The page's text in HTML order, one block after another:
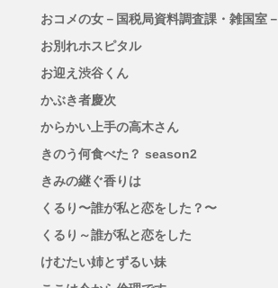
おコメの女－国税局資料調査課・雑国室－
お別れホスピタル
お迎え渋谷くん
かぶき者慶次
からかい上手の高木さん
きのう何食べた？ season2
きみの継ぐ香りは
くるり〜誰が私と恋をした？〜
くるり～誰が私と恋をした
けむたい姉とずるい妹